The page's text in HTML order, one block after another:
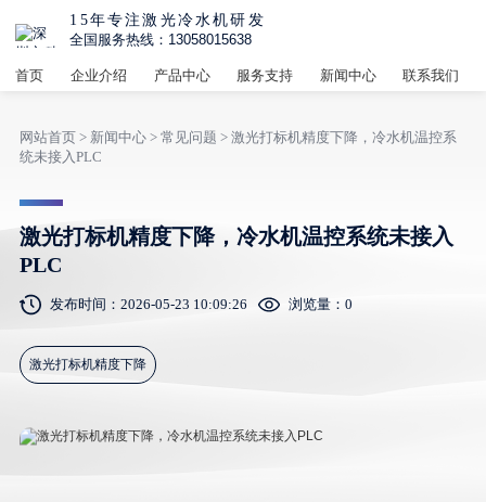
15年专注激光冷水机研发
全国服务热线：13058015638
首页 企业介绍 产品中心 服务支持 新闻中心 联系我们
网站首页> 新闻中心> 常见问题 > 激光打标机精度下降，冷水机温控系
统未接入PLC
激光打标机精度下降，冷水机温控系统未接入
PLC
发布时间：2026-05-23 10:09:26 浏览量： 0
激光打标机精度下降